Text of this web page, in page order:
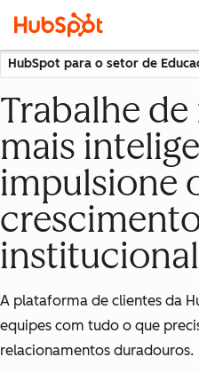
HubSpot para o setor de
Trabalhe
mais
impulsione
institucional
A plataforma de clientes da
equipes com tudo o que
relacionamentos duradouros.